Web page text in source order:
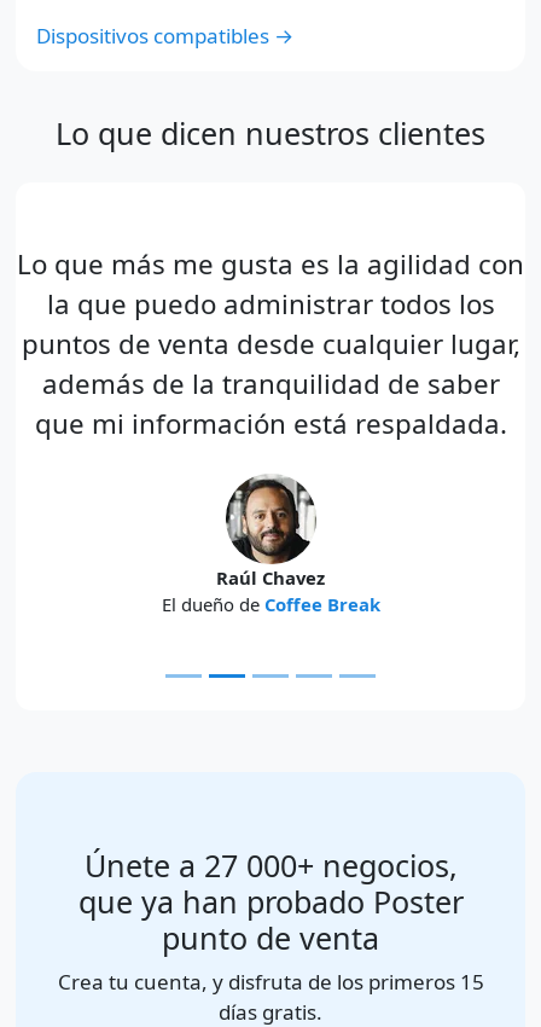
Dispositivos compatibles →
Lo que dicen nuestros clientes
Lo que más me gusta es la agilidad con
la que puedo administrar todos los
puntos de venta desde cualquier lugar,
además de la tranquilidad de saber
que mi información está respaldada.
Raúl Chavez
El dueño de Coffee Break
Únete a 27 000+ negocios,
que ya han probado Poster
punto de venta
Crea tu cuenta, y disfruta de los primeros 15
días gratis.